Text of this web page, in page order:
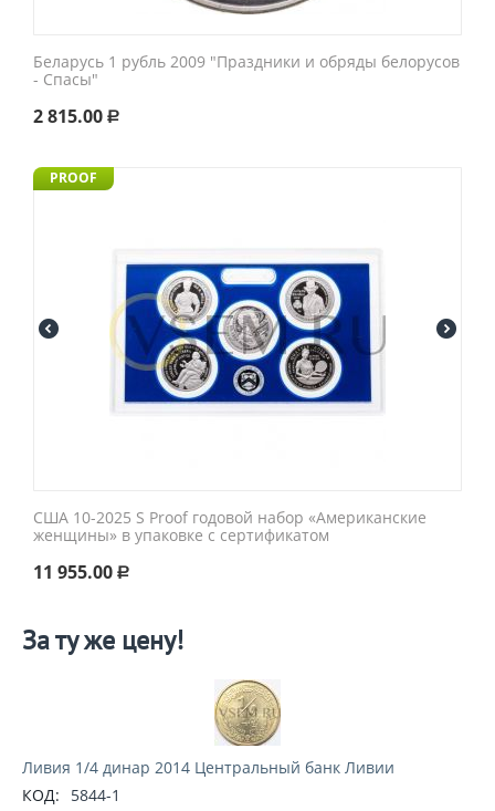
Беларусь 1 рубль 2009 "Праздники и обряды белорусов
- Спасы"
2 815.00 Р
PROOF
США 10-2025 S Proof годовой набор «Американские
женщины» в упаковке с сертификатом
11 955.00 Р
За ту же цену!
Ливия 1/4 динар 2014 Центральный банк Ливии
КОД:
5844-1